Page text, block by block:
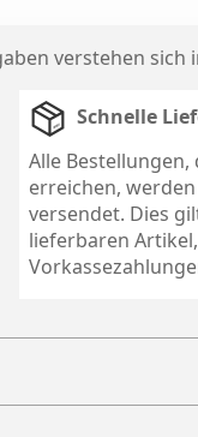
verstehen sich
Schnelle
Alle Bestellungen,
erreichen,
versendet. Dies
lieferbaren